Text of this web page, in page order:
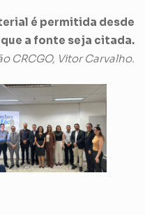
é permitida desde
que a fonte seja citada.
CRCGO, Vitor Carvalho.